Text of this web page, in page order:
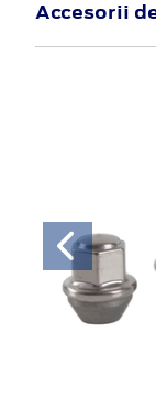
Accesorii